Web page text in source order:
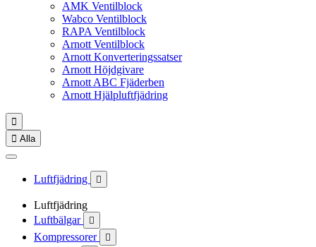
AMK Ventilblock
Wabco Ventilblock
RAPA Ventilblock
Arnott Ventilblock
Arnott Konverteringssatser
Arnott Höjdgivare
Arnott ABC Fjäderben
Arnott Hjälpluftfjädring

 Alla
Luftfjädring 
Luftfjädring
Luftbälgar

Kompressorer 